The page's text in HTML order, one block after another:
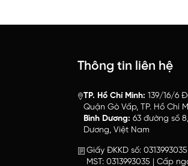
Thông tin liên hệ
TP. Hồ Chí Minh: 139/16/6
Quận Gò Vấp, TP. Hồ Chí
Bình Dương: 63 đường số
Dương, Việt Nam
Giấy ĐKKD số: 0313993035
MST: 0313993035 | Cấp